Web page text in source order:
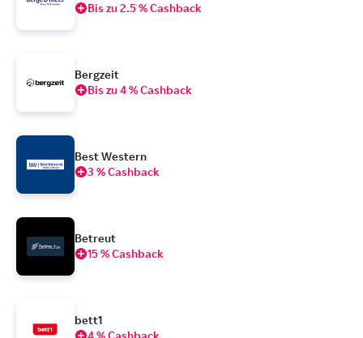
Bis zu 2.5 % Cashback
Bergzeit
Bis zu 4 % Cashback
Best Western
3 % Cashback
Betreut
15 % Cashback
bett1
4 % Cashback